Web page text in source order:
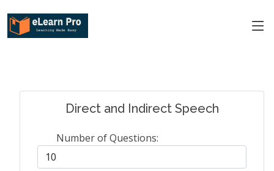
Direct and Indirect Speech
Number of Questions: